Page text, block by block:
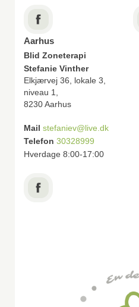
Aarhus
Blid Zoneterapi
Stefanie Vinther
Elkjærvej 36, lokale 3,
niveau 1,
8230 Aarhus
Mail stefaniev@live.dk
Telefon 30328999
Hverdage 8:00-17:00